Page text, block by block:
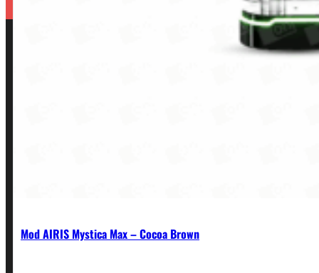
Mod AIRIS Mystica Max – Cocoa Brown